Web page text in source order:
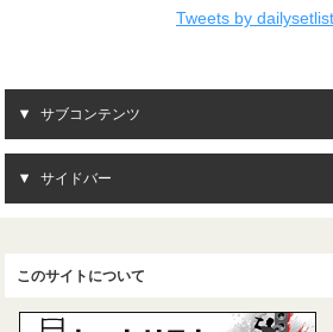
Tweets by
サブコンテンツ
サイドバー
このサイトについて